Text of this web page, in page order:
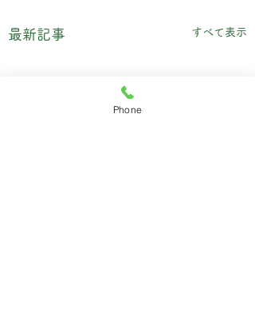
最新記事 すべて表示
Phone